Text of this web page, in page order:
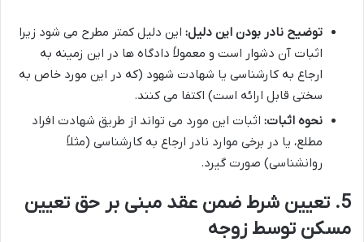
توضیح نادر بودن این دلیل: این دلیل کمتر مطرح می شود زیرا
اثبات آن دشوار است و معمولاً دادگاه ها در این زمینه به
ارجاع به کارشناسی یا شهادت شهود (که در این مورد خاص به
سختی قابل ارائه است) اکتفا می کنند.
نحوه اثبات: اثبات این مورد می تواند از طریق شهادت افراد
مطلع، یا در برخی موارد نادر ارجاع به کارشناسی (مثلاً
روانشناسی) صورت گیرد.
5. تعیین شرط ضمن عقد مبنی بر حق تعیین
مسکن توسط زوجه